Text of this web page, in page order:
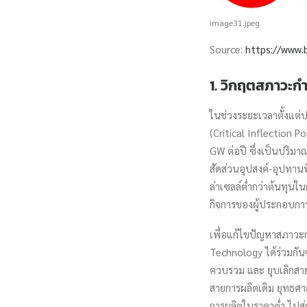
image31.jpeg
Source: https://
1. วิกฤตสภาวะ
ในช่วงระยะเวลาตั้งแ
(Critical Inflection
GW ต่อปี ซึ่งเป็นปริมา
สัดส่วนอุปสงค์-อุปทาน
ล่าเซลล์ต่ำกว่าต้นทุนใ
กิจการของผู้ประกอบกา
เพื่อแก้ไขปัญหาสภาวะ
Technology ได้ร่วมกั
ควบรวม และ ยุบเลิกส
สายการผลิตเดิม ยุทธศ